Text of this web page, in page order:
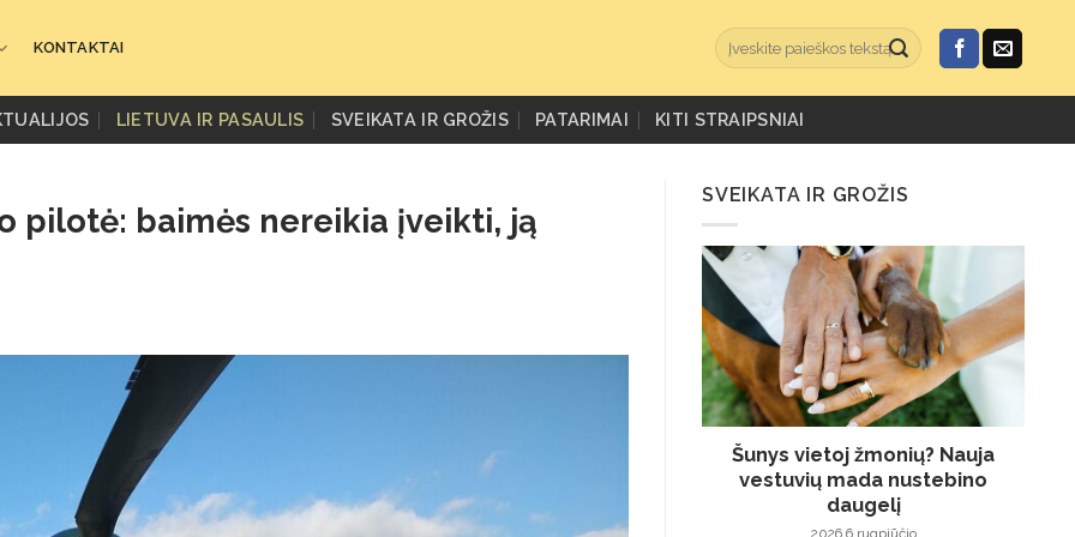
KONTAKTAI
LIETUVA IR PASAULIS SVEIKATA IR GROŽIS PATARIMAI KITI STRAIPSNIAI
pilotė: baimės nereikia įveikti, ją
SVEIKATA IR GROŽIS
Šunys vietoj žmonių? Nauja
vestuvių mada nustebino
daugelį
2026 6 rugpjūčio